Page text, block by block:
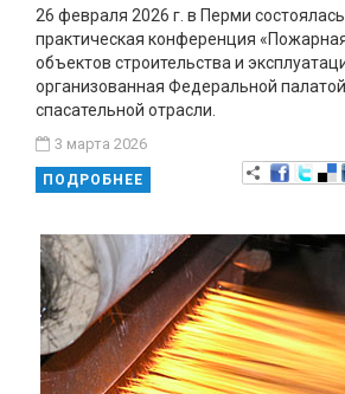
26 февраля 2026 г. в Перми
практическая конференция
объектов строительства и
организованная Федеральной
спасательной отрасли.
3 марта 2026
ПОДРОБНЕЕ